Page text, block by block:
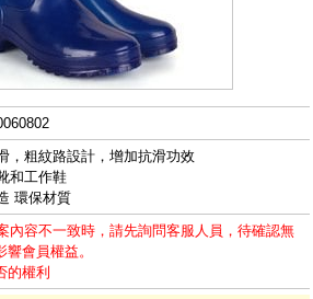
，粗紋路設計，增加抗滑功效
和工作鞋
環保材質
內容不一致時，請先詢問客服人員，待確認無
會員權益。
的權利